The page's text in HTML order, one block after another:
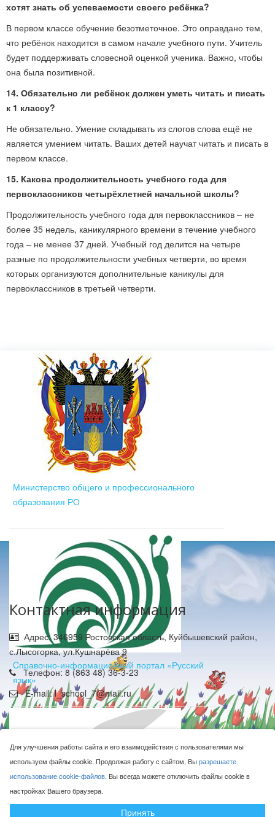
хотят знать об успеваемости своего ребёнка?
В первом классе обучение безотметочное. Это оправдано тем,
что ребёнок находится в самом начале учебного пути. Учитель
будет поддерживать словесной оценкой ученика. Важно, чтобы
она была позитивной.
14. Обязательно ли ребёнок должен уметь читать и писать
к 1 классу?
Не обязательно. Умение складывать из слогов слова ещё не
является умением читать. Ваших детей научат читать и писать в
первом классе.
15. Какова продолжительность учебного года для
первоклассников четырёхлетней начальной школы?
Продолжительность учебного года для первоклассников – не
более 35 недель, каникулярного времени в течение учебного
года – не менее 37 дней. Учебный год делится на четыре
разные по продолжительности учебных четверти, во время
которых организуются дополнительные каникулы для
первоклассников в третьей четверти.
Министерство общего и профессионального
образования РО
Cправочно-информационный портал «Русский
язык»
Контактная информация
Адрес: 346959 Ростовская область, Куйбышевский район,
с.Лысогорка, ул.Кушнарёва 9
Телефон: 8 (863 48) 36-3-23
E-mail: l_school_7@mail.ru
МБОУ Лысогорская СОШ © 2016-2026
Сделано с ❤ в
Для улучшения работы сайта и его взаимодействия с пользователями мы
используем файлы cookie. Продолжая работу с сайтом, Выразрешаете
использование cookie-файлов. Вы всегда можете отключить файлы cookie в
настройках Вашего браузера.
Принять